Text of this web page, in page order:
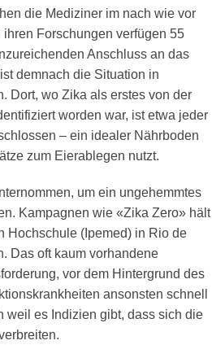
die Mediziner im nach wie vor
Forschungen verfügen 55
Anschluss an das
demnach die Situation in
Dort, wo Zika als erstes von der
worden war, ist etwa jeder
– ein idealer Nährboden
zum Eierablegen nutzt.
um ein ungehemmtes
Kampagnen wie «Zika Zero» hält
Hochschule (Ipemed) in Rio de
Das oft kaum vorhandene
vor dem Hintergrund des
ansonsten schnell
weil es Indizien gibt, dass sich die